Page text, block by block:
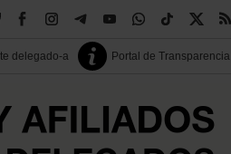
delegado-a Portal de Transparencia